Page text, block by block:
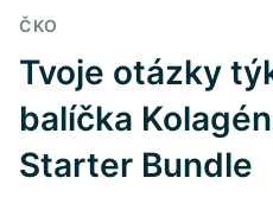
ČKO
Tvoje otázky
balíčka
Starter Bundle